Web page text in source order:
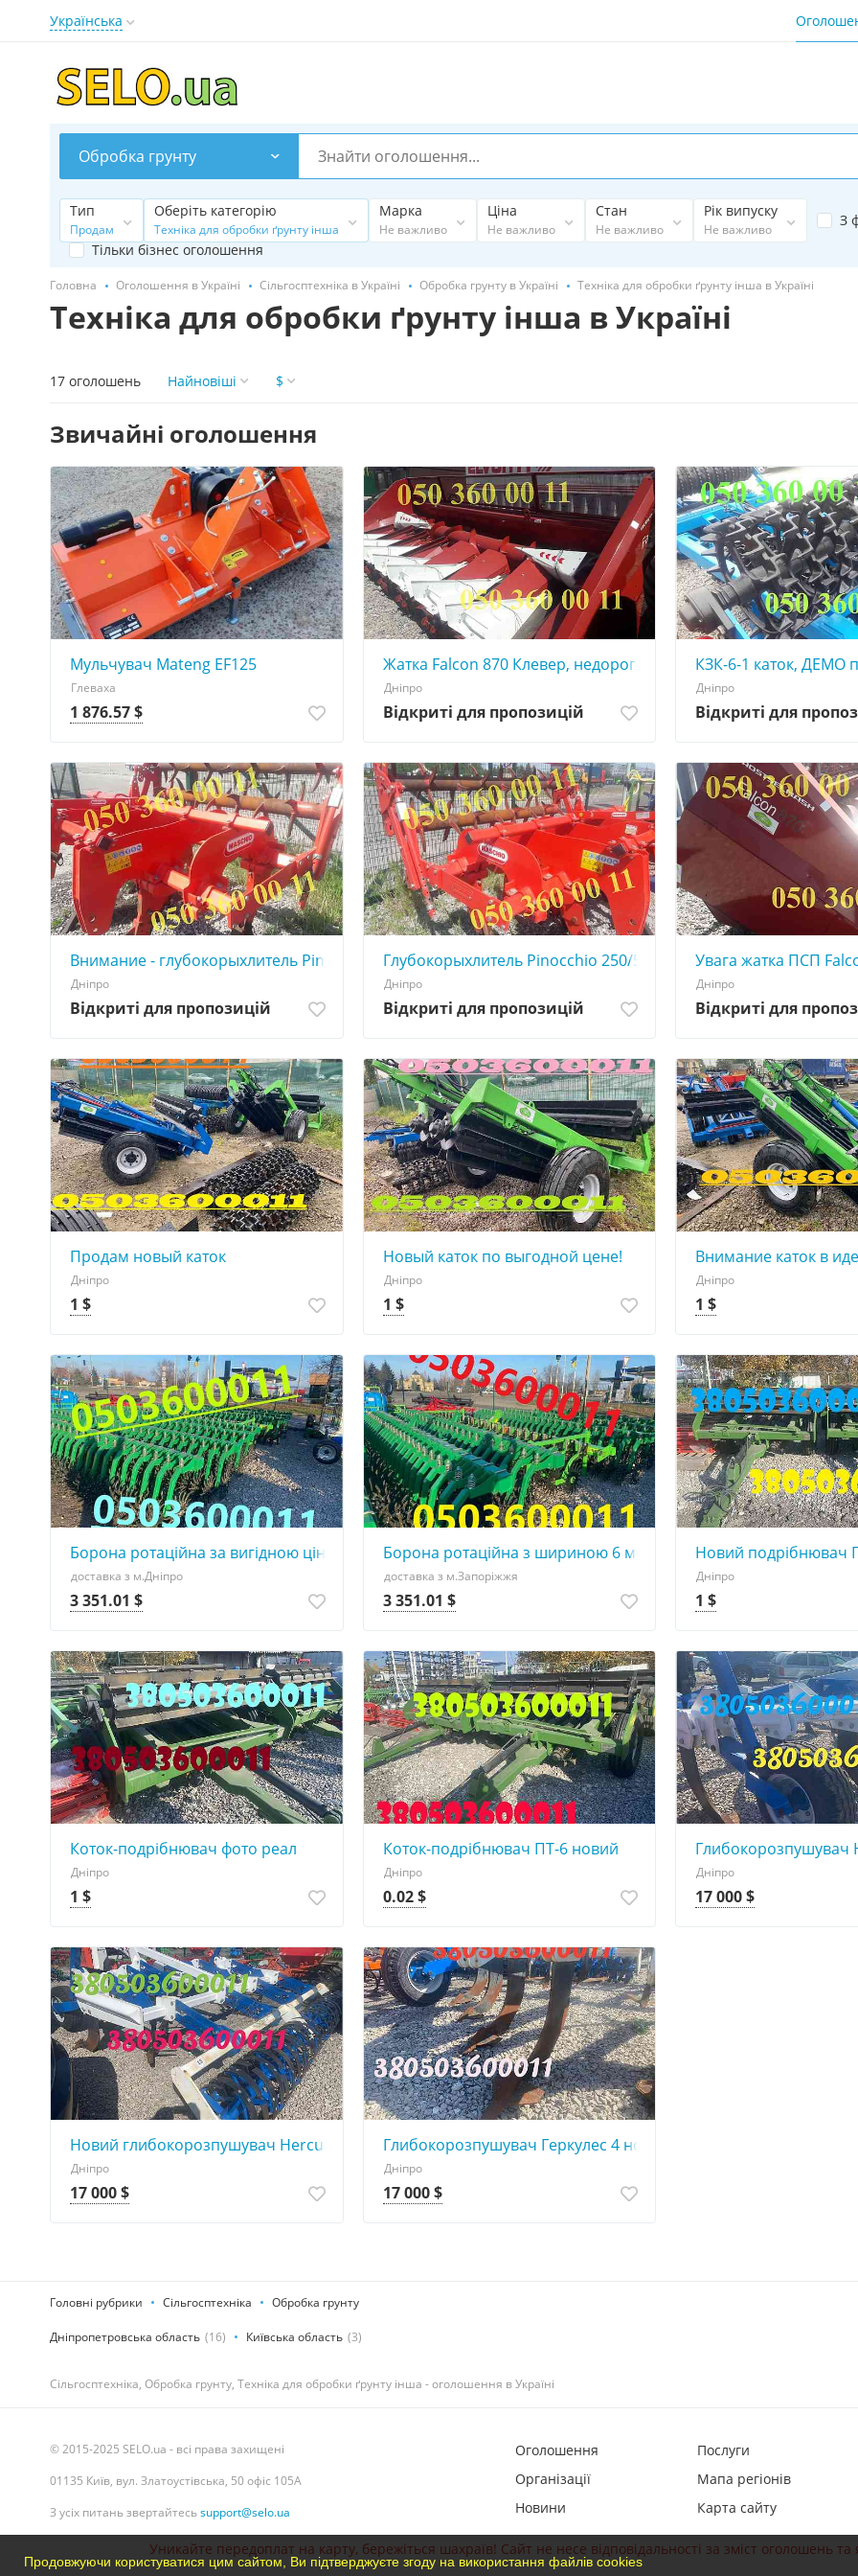
Продовжуючи користуватися цим сайтом, Ви підтверджуєте згоду на використання файлів cookies
Українська
Обробка грунту
Тип
Продам
Оберіть категорію
Техніка для обробки ґрунту інша
Марка
Не важливо
Ціна
Не важливо
Стан
Не важливо
Рік випуску
Не важливо
З
Тільки бізнес оголошення
Головна Оголошення в Україні Сільгосптехніка в Україні Обробка грунту в Україні Техніка для обробки ґрунту інша в Україні
Техніка для обробки ґрунту інша в Україні
17 оголошень Найновіші $
Звичайні оголошення
Мульчувач Mateng EF125
Глеваха
1 876.57 $
Жатка Falcon 870 Клевер, недорого, для комбайнов
Дніпро
Відкриті для пропозицій
КЗК-6-1 каток, ДЕМО
Дніпро
Відкриті для
Внимание - глубокорыхлитель Pinocchio 250/5, немного б/у
Дніпро
Відкриті для пропозицій
Глубокорыхлитель Pinocchio 250/5, с демо показа
Дніпро
Відкриті для пропозицій
Увага жатка ПСП
Дніпро
Відкриті для
Продам новый каток
Дніпро
1 $
Новый каток по выгодной цене!
Дніпро
1 $
Внимание каток в
Дніпро
1 $
Борона ротаційна за вигідною ціною
доставка з м.Дніпро
3 351.01 $
Борона ротаційна з шириною 6 метрів за вигідною ціною
доставка з м.Запоріжжя
3 351.01 $
Новий подрібнювач
Дніпро
1 $
Коток-подрібнювач фото реал
Дніпро
1 $
Коток-подрібнювач ПТ-6 новий
Дніпро
0.02 $
Глибокорозпушувач
Дніпро
17 000 $
Новий глибокорозпушувач Hercules 4.0
Дніпро
17 000 $
Глибокорозпушувач Геркулес 4 новий
Дніпро
17 000 $
Головні рубрики Сільгосптехніка Обробка грунту
Дніпропетровська область (16) Київська область (3)
Сільгосптехніка, Обробка грунту, Техніка для обробки ґрунту інша - оголошення в Україні
© 2015-2025 SELO.ua - всі права захищені
01135 Київ, вул. Златоустівська, 50 офіс 105А
З усіх питань звертайтесьsupport@selo.ua
Оголошення
Організації
Новини
Послуги
Мапа регіонів
Карта сайту
Уникайте передоплат на карту, бережіться шахраїв! Сайт не несе відповідальності за зміст оголошень